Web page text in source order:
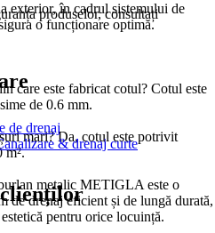
exterior, în cadrul sistemului de
o funcționare optimă.
care este fabricat cotul? Cotul este
de 0.6 mm.
mari? Da, cotul este potrivit
m².
metalic METIGLA este o
de drenaj eficient și de lungă durată,
pentru orice locuință.
produselor, consultați
de drenaj
& drenaj curte